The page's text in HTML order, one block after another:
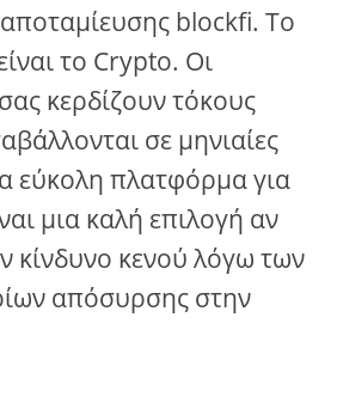
blockfi. Το
το Crypto. Οι
κερδίζουν τόκους
σε μηνιαίες
εύκολη πλατφόρμα για
μια καλή επιλογή αν
κίνδυνο κενού λόγω των
απόσυρσης στην